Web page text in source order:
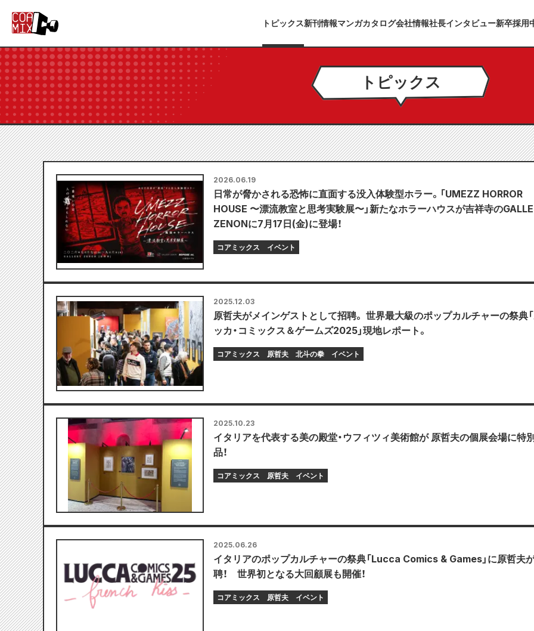
トピックス新刊情報マンガカタログ会社情報社長インタビュー新卒採用
トピックス
2026.06.19
日常が脅かされる恐怖に直面する没入体験型ホラー。「UMEZZ HORROR
HOUSE 〜漂流教室と思考実験展〜」新たなホラーハウスが吉祥寺の
ZENONに7月17日(金)に登場！
コアミックス イベント
2025.12.03
原哲夫がメインゲストとして招聘。 世界最大級のポップカルチャーの祭典
ッカ・コミックス＆ゲームズ2025」現地レポート。
コアミックス 原哲夫 北斗の拳 イベント
2025.10.23
イタリアを代表する美の殿堂・ウフィツィ美術館が 原哲夫の個展会場に特
品！
コアミックス 原哲夫 イベント
2025.06.26
イタリアのポップカルチャーの祭典「Lucca Comics & Games」に原哲夫
聘！ 世界初となる大回顧展も開催！
コアミックス 原哲夫 イベント